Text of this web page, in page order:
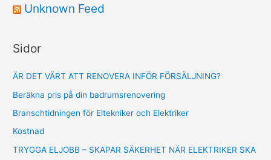
f
:
Unknown Feed
Sidor
ÄR DET VÄRT ATT RENOVERA INFÖR FÖRSÄLJNING?
Beräkna pris på din badrumsrenovering
Branschtidningen för Eltekniker och Elektriker
Kostnad
TRYGGA ELJOBB – SKAPAR SÄKERHET NÄR ELEKTRIKER SKA